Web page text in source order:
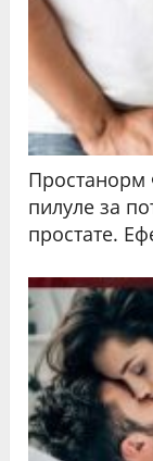
Простанорм
пилуле за
простате.